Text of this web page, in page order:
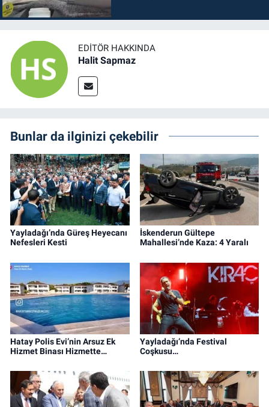
EDITÖR HAKKINDA
Halit Sapmaz
Bunlar da ilginizi çekebilir
Yayladağı’nda Güreş Heyecanı
Nefesleri Kesti
İskenderun Gültepe
Mahallesi’nde Kaza: 4 Yaralı
Hatay Polis Evi’nin Arsuz Ek
Hizmet Binası Hizmette…
Yayladağı’nda Festival
Coşkusu…